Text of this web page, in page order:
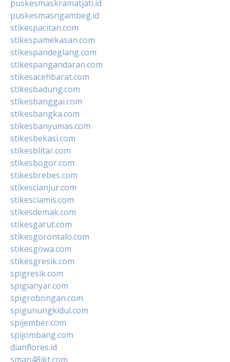
puskesmaskramatjati.id
puskesmasngambeg.id
stikespacitan.com
stikespamekasan.com
stikespandeglang.com
stikespangandaran.com
stikesacehbarat.com
stikesbadung.com
stikesbanggai.com
stikesbangka.com
stikesbanyumas.com
stikesbekasi.com
stikesblitar.com
stikesbogor.com
stikesbrebes.com
stikescianjur.com
stikesciamis.com
stikesdemak.com
stikesgarut.com
stikesgorontalo.com
stikesgowa.com
stikesgresik.com
spigresik.com
spigianyar.com
spigrobongan.com
spigunungkidul.com
spijember.com
spijombang.com
dianflores.id
sman48jkt.com